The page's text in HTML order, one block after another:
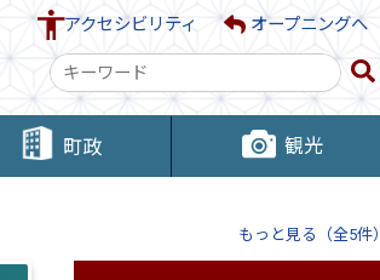
アクセシビリティ オープニングへ
検
索
キ
ー町政 観光
もっと見る（全5件）